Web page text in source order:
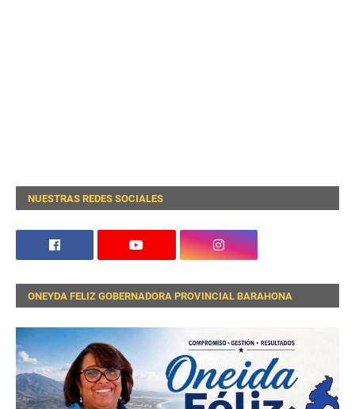
NUESTRAS REDES SOCIALES
ONEYDA FELIZ GOBERNADORA PROVINCIAL BARAHONA